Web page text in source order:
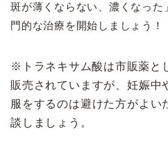
斑が薄くならない、濃くなっ
門的な治療を開始しましょう！
※トラネキサム酸は市販薬と
販売されていますが、妊娠中
服をするのは避けた方がよい
談しましょう。